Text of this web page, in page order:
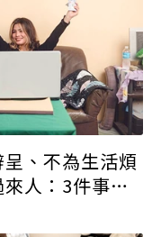
、不為生活煩
人：3件事要